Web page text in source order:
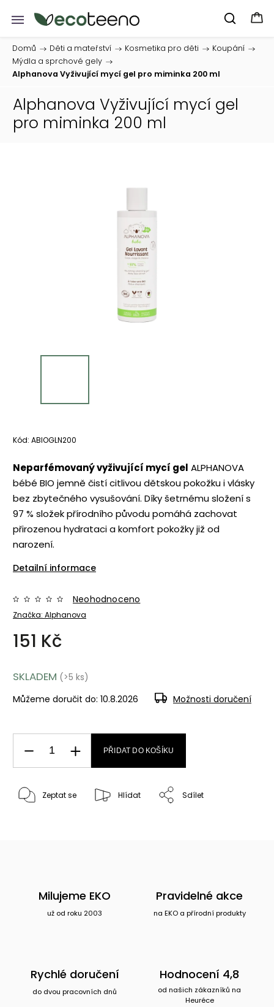
Domů / Děti a mateřství / Kosmetika pro děti / Koupání /
Mýdla a sprchové gely /
Alphanova Vyživující mycí gel pro miminka 200 ml
Alphanova Vyživující mycí gel
pro miminka 200 ml
Kód: ABIOGLN200
Neparfémovaný vyživující mycí gel ALPHANOVA
bébé BIO jemně čistí citlivou dětskou pokožku i vlásky
bez zbytečného vysušování. Díky šetrnému složení s
97 % složek přírodního původu pomáhá zachovat
přirozenou hydrataci a komfort pokožky již od
narození.
Detailní informace
Značka: Alphanova
Neohodnoceno
151 Kč
SKLADEM (>5 ks)
Můžeme doručit do: 10.8.2026 Možnosti doručení
PŘIDAT DO KOŠÍKU
Zeptat se Hlídat Sdílet
Milujeme EKO
už od roku 2003
Pravidelné akce
na EKO a přírodní produkty
Rychlé doručení
do dvou pracovních dnů
Hodnocení 4,8
od našich zákazníků na
Heuréce